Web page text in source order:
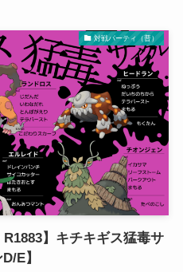
対戦パーティ（普）
R1883】キチキギス猛毒サ
E】